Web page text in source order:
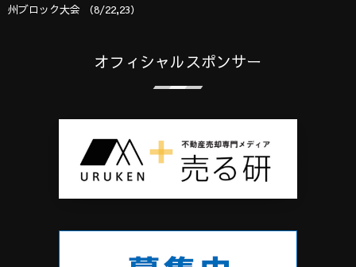
州ブロック大会 （8/22,23）
オフィシャルスポンサー